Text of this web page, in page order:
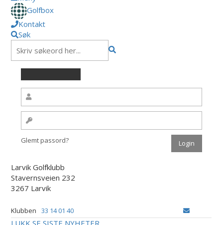
Golfbox
Kontakt
Søk
Glemt passord?
Larvik Golfklubb
Stavernsveien 232
3267 Larvik
Klubben 33 14 01 40
LUKK SE SISTE NYHETER